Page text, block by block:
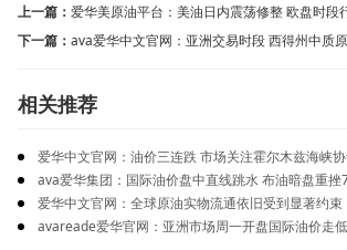
上一篇： 爱华美原油平台：美油日内震荡修整 欧盘时段
下一篇： ava爱华中文官网：亚洲交易时段 西得州中质
相关推荐
爱华中文官网：油价三连跌 市场关注霍尔木兹海峡
ava爱华集团：国际油价盘中直线跳水 布油暗盘重挫
爱华中文官网：全球原油实物流通依旧受到显著约束
avareade爱华官网：亚洲市场周一开盘国际油价走低